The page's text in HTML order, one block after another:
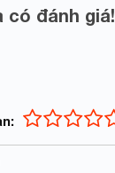
có đánh giá!